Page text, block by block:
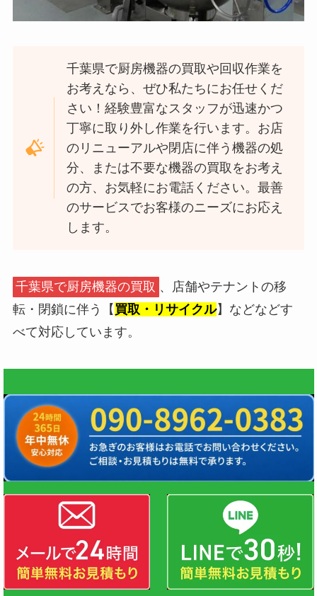
千葉県で厨房機器の買取や回収作業を
お考えなら、ぜひ私たちにお任せくだ
さい！経験豊富なスタッフが迅速かつ
丁寧に取り外し作業を行います。お店
のリニューアルや閉店に伴う機器の処
分、または不要な機器の買取をお考え
の方、お気軽にお電話ください。最善
のサービスでお客様のニーズにお応え
します。
千葉県で厨房機器の買取 、店舗やテナントの移
転・閉鎖に伴う【 買取・リサイクル】などなどす
べて対応しています。